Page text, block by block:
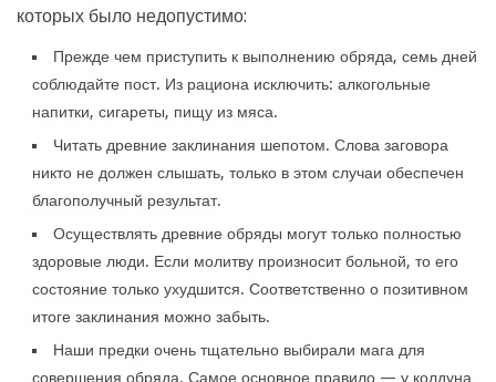
которых было недопустимо:
Прежде чем приступить к выполнению обряда, семь дней
соблюдайте пост. Из рациона исключить: алкогольные
напитки, сигареты, пищу из мяса.
Читать древние заклинания шепотом. Слова заговора
никто не должен слышать, только в этом случаи обеспечен
благополучный результат.
Осуществлять древние обряды могут только полностью
здоровые люди. Если молитву произносит больной, то его
состояние только ухудшится. Соответственно о позитивном
итоге заклинания можно забыть.
Наши предки очень тщательно выбирали мага для
совершения обряда. Самое основное правило — у колдуна